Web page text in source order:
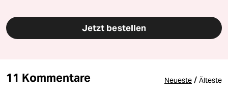
Jetzt bestellen
11 Kommentare Neueste / Älteste